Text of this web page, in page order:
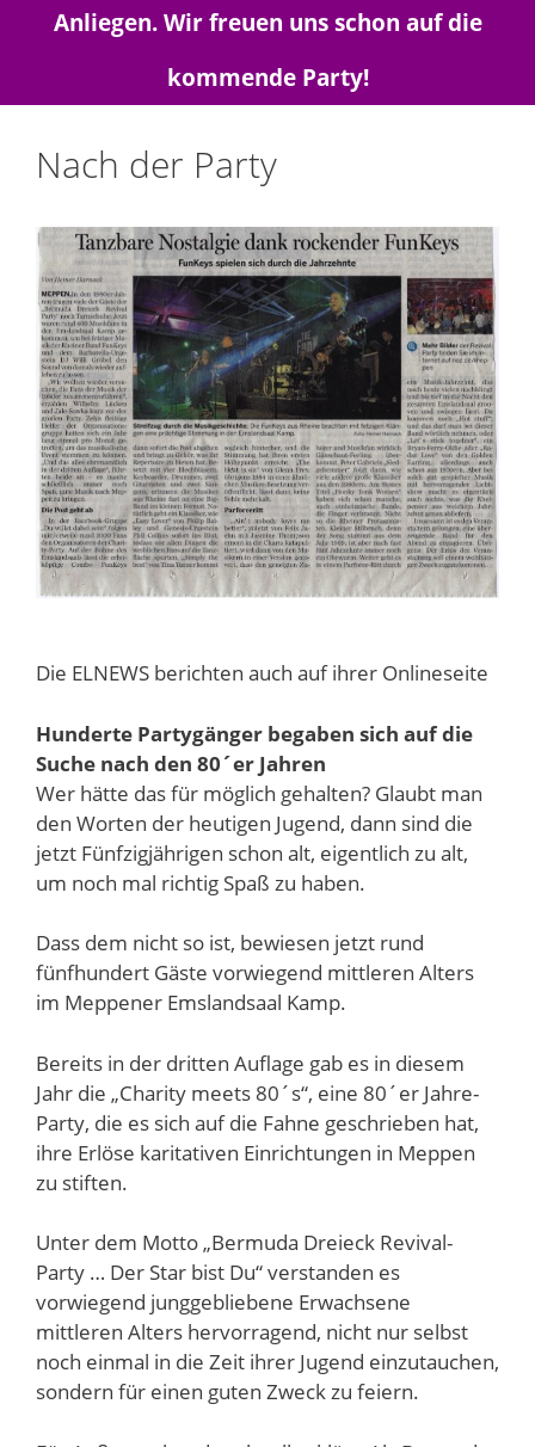
Anliegen. Wir freuen uns schon auf die
kommende Party!
Nach der Party
Die ELNEWS berichten auch auf ihrer Onlineseite
Hunderte Partygänger begaben sich auf die
Suche nach den 80´er Jahren
Wer hätte das für möglich gehalten? Glaubt man
den Worten der heutigen Jugend, dann sind die
jetzt Fünfzigjährigen schon alt, eigentlich zu alt,
um noch mal richtig Spaß zu haben.
Dass dem nicht so ist, bewiesen jetzt rund
fünfhundert Gäste vorwiegend mittleren Alters
im Meppener Emslandsaal Kamp.
Bereits in der dritten Auflage gab es in diesem
Jahr die „Charity meets 80´s“, eine 80´er Jahre-
Party, die es sich auf die Fahne geschrieben hat,
ihre Erlöse karitativen Einrichtungen in Meppen
zu stiften.
Unter dem Motto „Bermuda Dreieck Revival-
Party … Der Star bist Du“ verstanden es
vorwiegend junggebliebene Erwachsene
mittleren Alters hervorragend, nicht nur selbst
noch einmal in die Zeit ihrer Jugend einzutauchen,
sondern für einen guten Zweck zu feiern.